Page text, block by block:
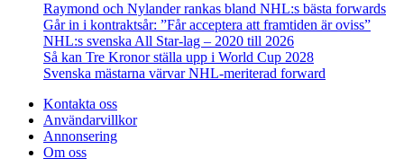
Raymond och Nylander rankas bland NHL:s bästa forwards
Går in i kontraktsår: ”Får acceptera att framtiden är oviss”
NHL:s svenska All Star-lag – 2020 till 2026
Så kan Tre Kronor ställa upp i World Cup 2028
Svenska mästarna värvar NHL-meriterad forward
Kontakta oss
Användarvillkor
Annonsering
Om oss